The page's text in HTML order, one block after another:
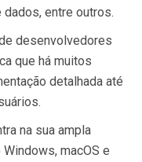
entre outros.
desenvolvedores
que há muitos
detalhada até
na sua ampla
macOS e